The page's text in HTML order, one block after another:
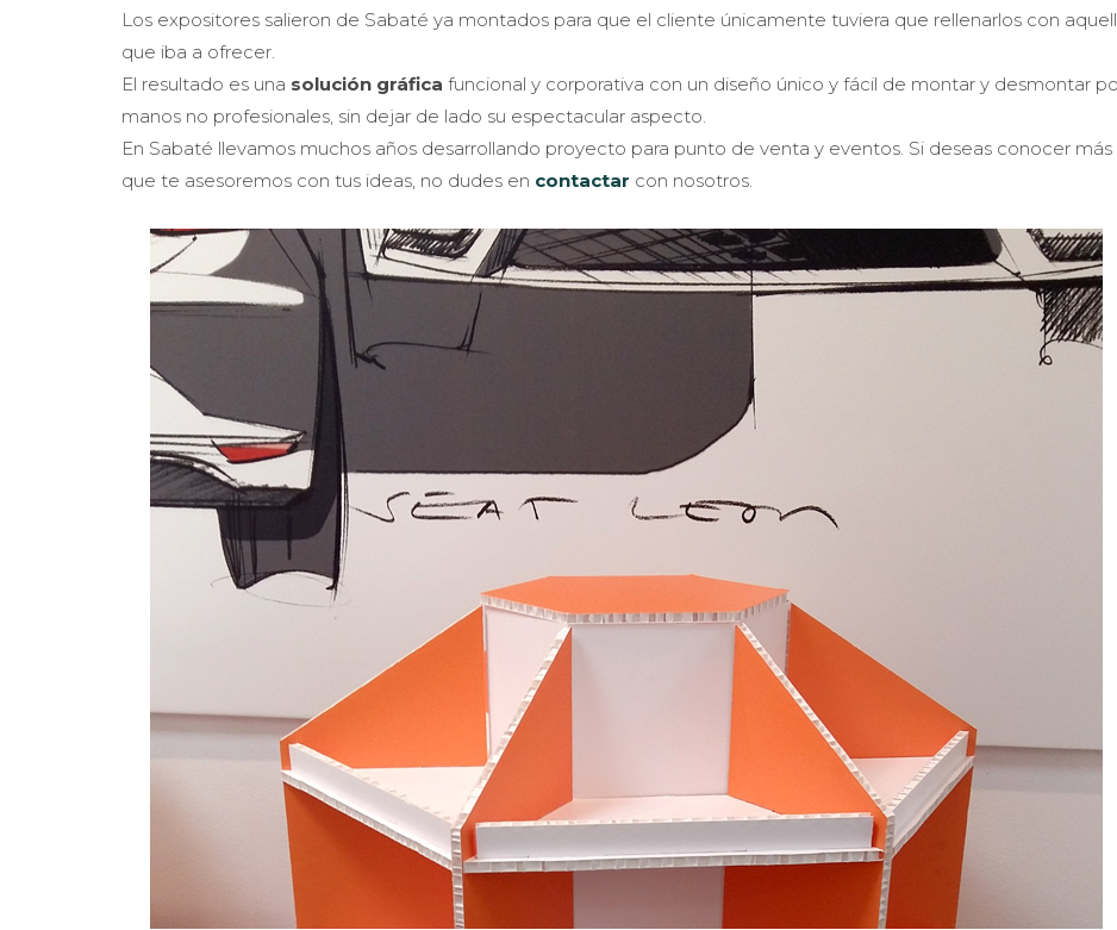
Los expositores salieron de Sabaté ya montados para que el cliente únicamente tuviera que rellenarlos con
que iba a ofrecer.
El resultado es una solución gráfica funcional y corporativa con un diseño único y fácil de montar y desmontar
manos no profesionales, sin dejar de lado su espectacular aspecto.
En Sabaté llevamos muchos años desarrollando proyecto para punto de venta y eventos. Si deseas conocer más
que te asesoremos con tus ideas, no dudes en contactar con nosotros.